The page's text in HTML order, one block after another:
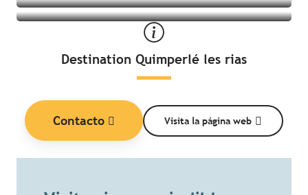
Destination Quimperlé les rias
Contacto Visita la página web